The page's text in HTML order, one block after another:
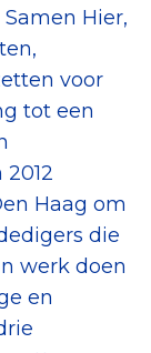
Hier,
voor
tot een
Haag om
die
werk doen
en